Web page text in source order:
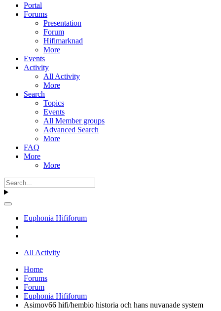
Portal
Forums
Presentation
Forum
Hifimarknad
More
Events
Activity
All Activity
More
Search
Topics
Events
All Member groups
Advanced Search
More
FAQ
More
More
Euphonia Hififorum
All Activity
Home
Forums
Forum
Euphonia Hififorum
Asimov66 hifi/hembio historia och hans nuvanade system